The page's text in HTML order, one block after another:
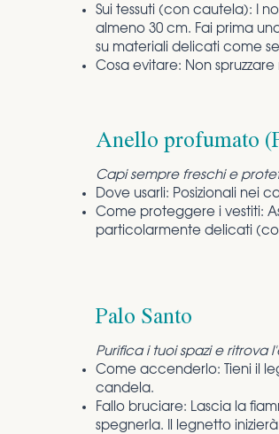
Sui tessuti (con cautela): I
almeno 30 cm. Fai prima
su materiali delicati come
Cosa evitare: Non
Anello profumato
Capi sempre freschi e
Dove usarli: Posizionali nei
Come proteggere i vestiti:
particolarmente delicati
Palo Santo
Purifica i tuoi spazi e ritrova
Come accenderlo: Tieni il
candela.
Fallo bruciare: Lascia la
spegnerla. Il legnetto